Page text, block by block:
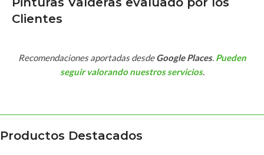
Clientes
Recomendaciones aportadas desdeGoogle Places. Pueden
seguir valorando nuestros servicios.
Productos Destacados